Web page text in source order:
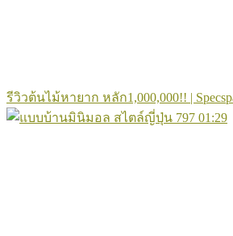
รีวิวต้นไม้หายาก หลัก1,000,000!! |
797 01:29